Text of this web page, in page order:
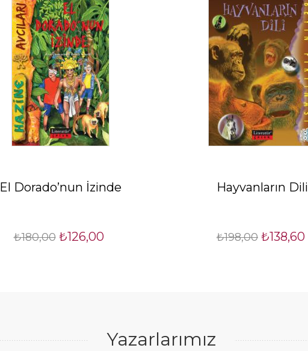
El Dorado’nun İzinde
₺180,00 ₺126,00
Hayvanların Dili
₺198,00 ₺138,60
Yazarlarımız